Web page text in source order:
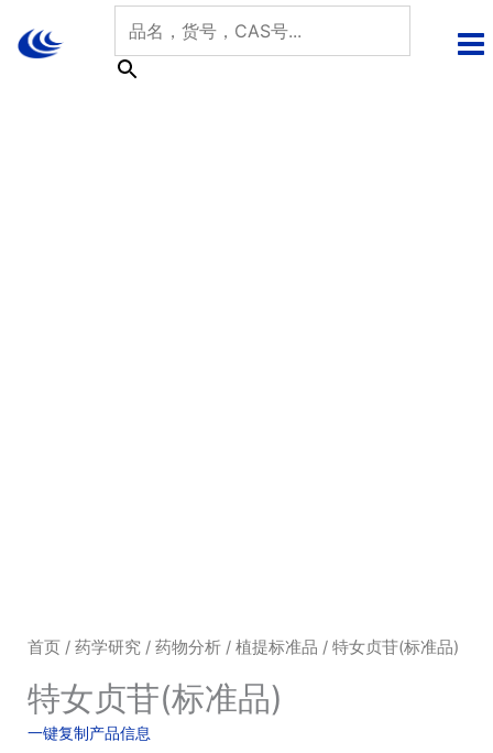
首页/ 药学研究/ 药物分析/ 植提标准品 / 特女贞苷(标准品)
特女贞苷(标准品)
一键复制产品信息